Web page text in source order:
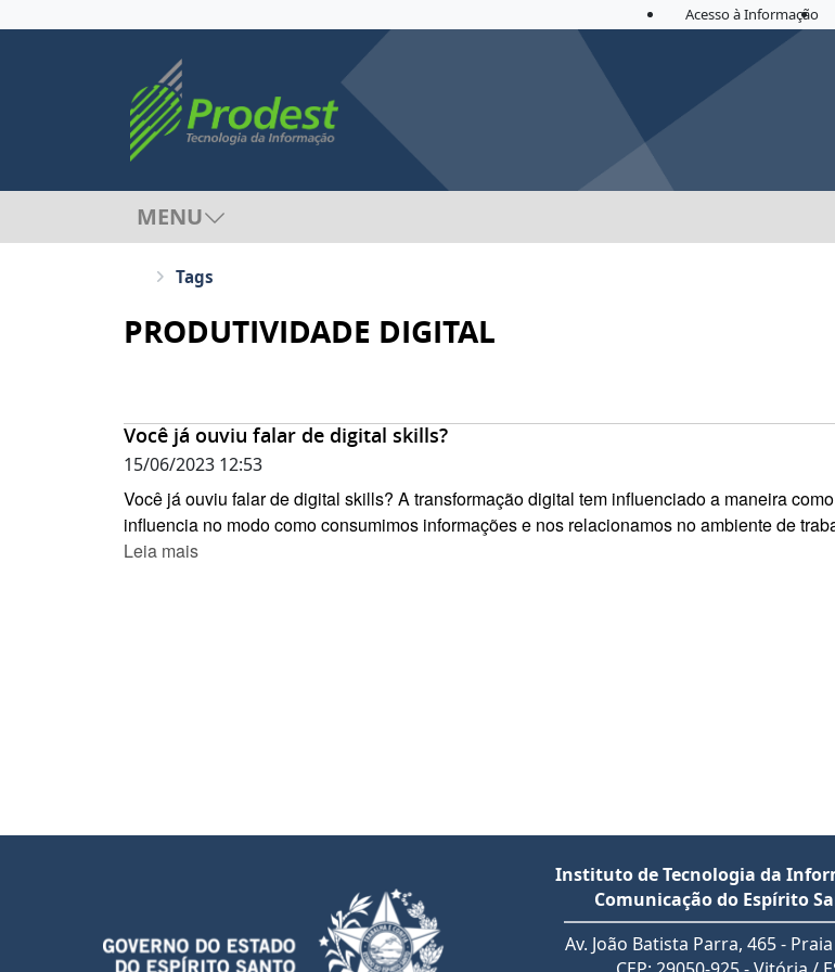
Acesso à Informação
MENU
Tags
PRODUTIVIDADE DIGITAL
Você já ouviu falar de digital skills?
15/06/2023 12:53
Você já ouviu falar de digital skills? A transformação digital tem influenciado a maneira
influencia no modo como consumimos informações e nos relacionamos no ambiente de
Leia mais
Instituto de Tecnologia da
Comunicação do Espírito
Av. João Batista Parra, 465 -